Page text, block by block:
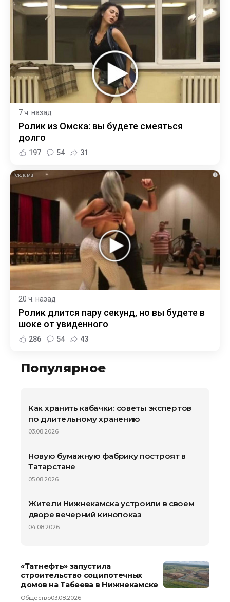
7 ч. назад
Ролик из Омска: вы будете смеяться
долго
197 54 31
i
20 ч. назад
Ролик длится пару секунд, но вы будете в
шоке от увиденного
286 54 43
Популярное
Как хранить кабачки: советы экспертов
по длительному хранению
03.08.2026
Новую бумажную фабрику построят в
Татарстане
05.08.2026
Жители Нижнекамска устроили в своем
дворе вечерний кинопоказ
04.08.2026
«Татнефть» запустила
строительство соципотечных
домов на Табеева в Нижнекамске
Общество03.08.2026